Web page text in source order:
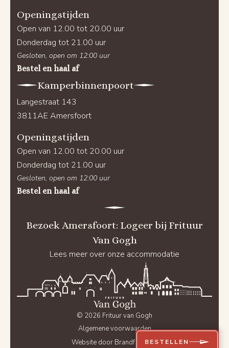
Openingstijden
Open van 12.00 tot 20.00 uur
Donderdag tot 21.00 uur
Gesloten, open om 12:00 uur
Bestel en haal af
Kamperbinnenpoort
Langestraat 143
3811AE Amersfoort
Openingstijden
Open van 12.00 tot 20.00 uur
Donderdag tot 21.00 uur
Gesloten, open om 12:00 uur
Bestel en haal af
Bezoek Amersfoort: Logeer bij Frituur
Van Gogh
Lees meer over onze accommodatie
© 2026 Frituur van Gogh
Algemene voorwaarden
Website door BrandforwardBESTELLEN